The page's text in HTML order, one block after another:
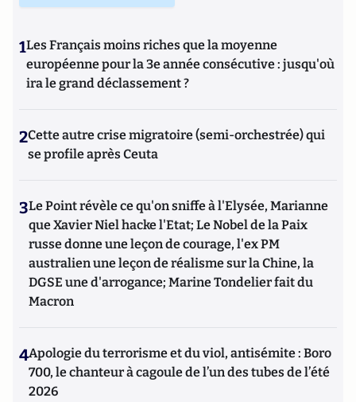
1Les Français moins riches que la moyenne
européenne pour la 3e année consécutive : jusqu'où
ira le grand déclassement ?
2Cette autre crise migratoire (semi-orchestrée) qui
se profile après Ceuta
3Le Point révèle ce qu'on sniffe à l'Elysée, Marianne
que Xavier Niel hacke l'Etat; Le Nobel de la Paix
russe donne une leçon de courage, l'ex PM
australien une leçon de réalisme sur la Chine, la
DGSE une d'arrogance; Marine Tondelier fait du
Macron
4Apologie du terrorisme et du viol, antisémite : Boro
700, le chanteur à cagoule de l’un des tubes de l’été
2026